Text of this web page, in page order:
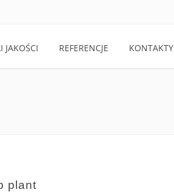
JAKOŚCI REFERENCJE KONTAKTY
plant